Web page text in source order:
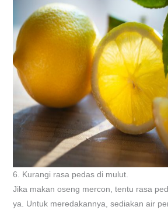
6. Kurangi rasa pedas di mulut.
Jika makan oseng mercon, tentu rasa
ya. Untuk meredakannya, sediakan air